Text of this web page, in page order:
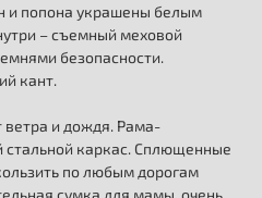
и попона украшены белым
– съемный меховой
безопасности.
кант.
ветра и дождя. Рама-
стальной каркас. Сплющенные
по любым дорогам
сумка для мамы, очень